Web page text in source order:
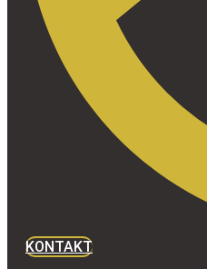
KONTAKT